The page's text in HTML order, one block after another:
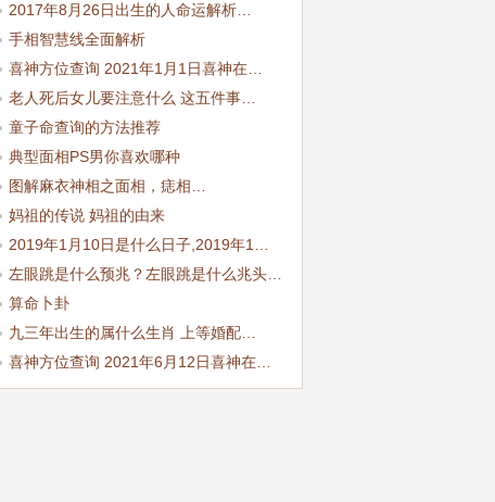
2017年8月26日出生的人命运解析…
手相智慧线全面解析
喜神方位查询 2021年1月1日喜神在…
老人死后女儿要注意什么 这五件事…
童子命查询的方法推荐
典型面相PS男你喜欢哪种
图解麻衣神相之面相，痣相…
妈祖的传说 妈祖的由来
2019年1月10日是什么日子,2019年1…
左眼跳是什么预兆？左眼跳是什么兆头…
算命卜卦
九三年出生的属什么生肖 上等婚配…
喜神方位查询 2021年6月12日喜神在…